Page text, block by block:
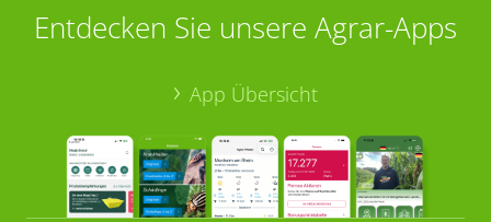
Entdecken Sie unsere Agrar-Apps
App Übersicht